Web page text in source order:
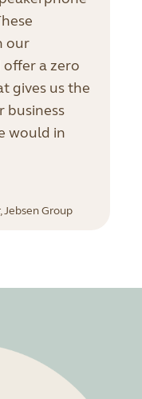
our
a zero
gives us the
business
would in
Group